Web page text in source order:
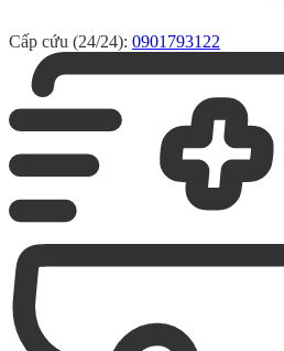
Cấp cứu (24/24): 0901793122